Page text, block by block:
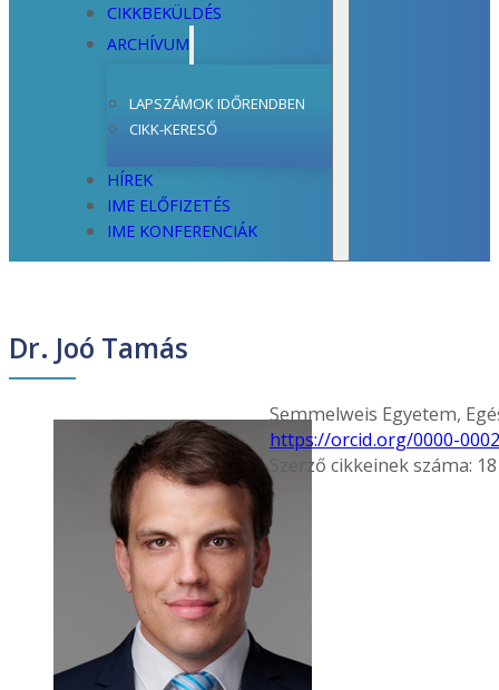
CIKKBEKÜLDÉS
ARCHÍVUM
LAPSZÁMOK IDŐRENDBEN
CIKK-KERESŐ
HÍREK
IME ELŐFIZETÉS
IME KONFERENCIÁK
Dr. Joó Tamás
Semmelweis Egyetem,
https://orcid.org/0000-
Szerző cikkeinek száma: